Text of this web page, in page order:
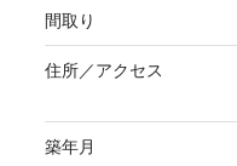
間取り
住所／アクセス
築年月